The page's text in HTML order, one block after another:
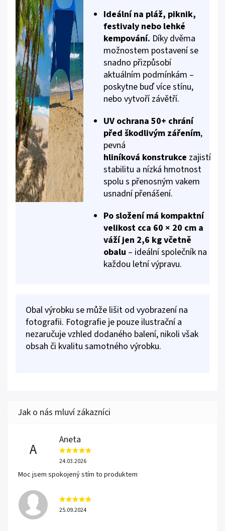
Ideální na pláž, piknik,
festivaly nebo lehké
kempování. Díky dvěma
možnostem postavení se
snadno přizpůsobí
aktuálním podmínkám –
poskytne buď více stínu,
nebo vytvoří závětří.
UV ochrana 50+ chrání
před škodlivým zářením,
pevná
hliníková konstrukce zajistí
stabilitu a nízká hmotnost
spolu s přenosným vakem
usnadní přenášení.
Po složení má kompaktní
velikost cca 60 × 20 cm a
váží jen 2,6 kg včetně
obalu – ideální společník na
každou letní výpravu.
Obal výrobku se může lišit od vyobrazení na
fotografii. Fotografie je pouze ilustrační a
nezaručuje vzhled dodaného balení, nikoli však
obsah či kvalitu samotného výrobku.
A
Aneta
24.03.2026
Moc jsem spokojený stím to produktem
25.09.2024